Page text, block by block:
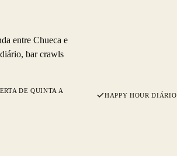
entre Chueca e
bar crawls
DE QUINTA A
HAPPY HOUR